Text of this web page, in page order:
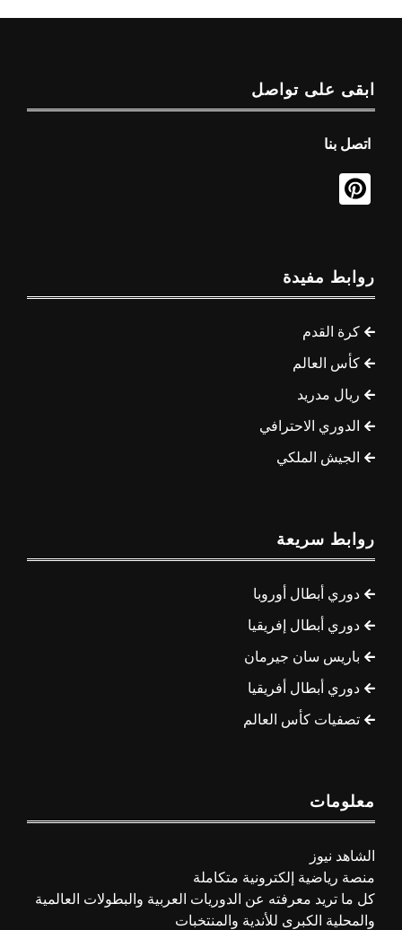
ابقى على تواصل
اتصل بنا
روابط مفيدة
كرة القدم
كأس العالم
ريال مدريد
الدوري الاحترافي
الجيش الملكي
روابط سريعة
دوري أبطال أوروبا
دوري أبطال إفريقيا
باريس سان جيرمان
دوري أبطال أفريقيا
تصفيات كأس العالم
معلومات
الشاهد نيوز
منصة رياضية إلكترونية متكاملة
كل ما تريد معرفته عن الدوريات العربية والبطولات العالمية
والمحلية الكبرى للأندية والمنتخبات